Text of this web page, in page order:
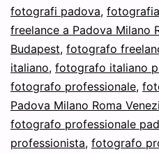
fotografi padova,
freelance a Padova Milano
Budapest, fotografo
italiano, fotografo italiano
fotografo professionale,
Padova Milano Roma
fotografo professionale
professionista, fotografo